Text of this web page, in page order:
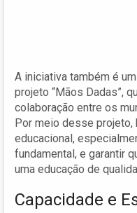
A iniciativa também é
projeto “Mãos Dadas”,
colaboração entre os
Por meio desse
educacional,
fundamental, e garantir
uma educação de
Capacidade e